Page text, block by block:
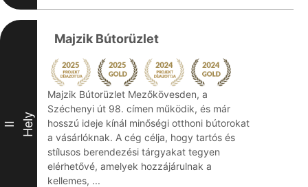
II Hely
Majzik Bútorüzlet
Majzik Bútorüzlet Mezőkövesden, a
Széchenyi út 98. címen működik, és már
hosszú ideje kínál minőségi otthoni bútorokat
a vásárlóknak. A cég célja, hogy tartós és
stílusos berendezési tárgyakat tegyen
elérhetővé, amelyek hozzájárulnak a
kellemes, ...